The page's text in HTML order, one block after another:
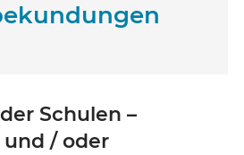
Schulen –
/ oder